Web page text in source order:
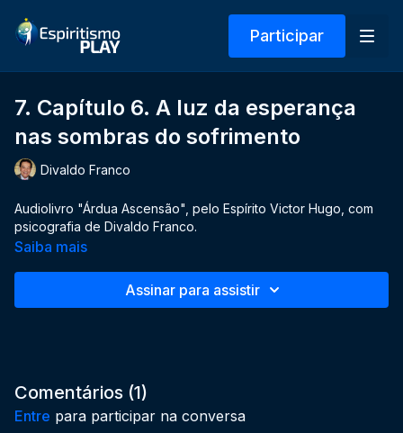
Participar
7. Capítulo 6. A luz da esperança
nas sombras do sofrimento
Divaldo Franco
Audiolivro "Árdua Ascensão", pelo Espírito Victor Hugo, com
psicografia de Divaldo Franco.
Saiba mais
Assinar para assistir
Comentários (1)
Entre para participar na conversa